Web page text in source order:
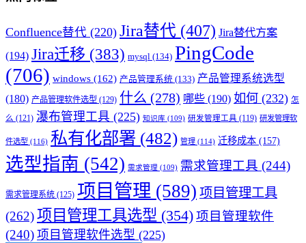
Confluence替代 (220) Jira替代 (407) Jira替代方案
(194) Jira迁移 (383) mysql (134) PingCode
(706) windows (162) 产品管理系统 (133) 产品管理系统选型
(180) 产品管理软件选型 (129) 什么 (278) 哪些 (190) 如何 (232) 怎
么 (121) 瀑布管理工具 (225) 知识库 (109) 研发管理工具 (119) 研发管理软
件选型 (116) 私有化部署 (482) 管理 (114) 迁移成本 (157)
选型指南 (542) 需求管理 (109) 需求管理工具 (244)
需求管理系统 (125) 项目管理 (589) 项目管理工具
(262)项目管理工具选型 (354) 项目管理软件
(240) 项目管理软件选型 (225)